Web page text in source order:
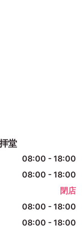
堂
08:00 - 18:00
08:00 - 18:00
閉店
08:00 - 18:00
08:00 - 18:00